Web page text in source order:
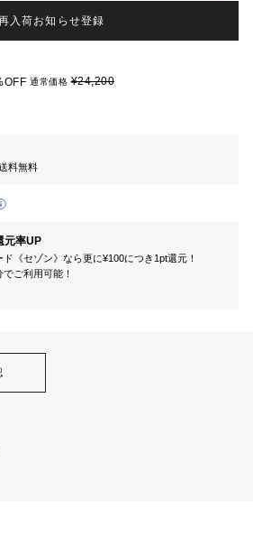
入荷お知らせ登録
通常価格¥24,200
料無料
元率UP
《セゾン》なら更に¥100につき1pt還元！
ご利用可能！